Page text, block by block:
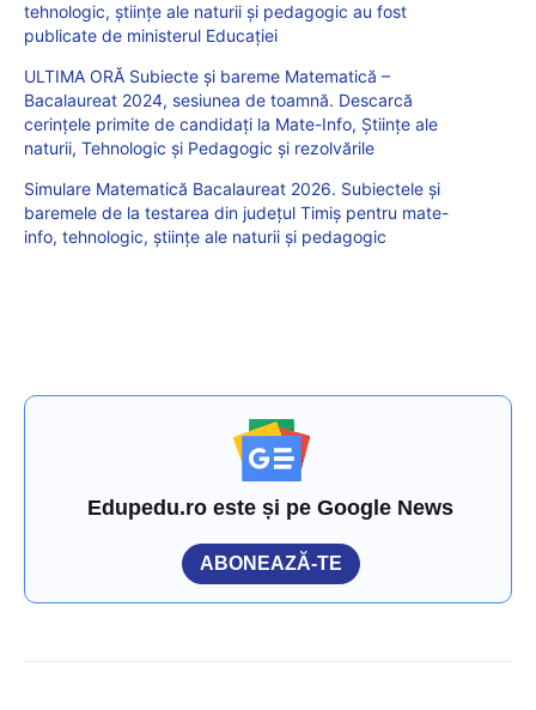
tehnologic, științe ale naturii și pedagogic au fost
publicate de ministerul Educației
ULTIMA ORĂ Subiecte și bareme Matematică –
Bacalaureat 2024, sesiunea de toamnă. Descarcă
cerințele primite de candidați la Mate-Info, Științe ale
naturii, Tehnologic și Pedagogic și rezolvările
Simulare Matematică Bacalaureat 2026. Subiectele și
baremele de la testarea din județul Timiș pentru mate-
info, tehnologic, științe ale naturii și pedagogic
Edupedu.ro este și pe Google News
ABONEAZĂ-TE